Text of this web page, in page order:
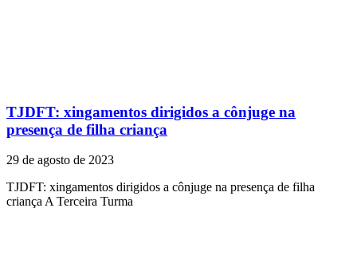
TJDFT: xingamentos dirigidos a cônjuge na
presença de filha criança
29 de agosto de 2023
TJDFT: xingamentos dirigidos a cônjuge na presença de filha
criança A Terceira Turma